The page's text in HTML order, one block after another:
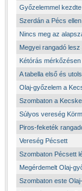
Győzelemmel
Szerdán a Pécs
Nincs meg az
Megyei rangadó
Kétórás
A tabella első és
Olaj-győzelem a
Szombaton a
Súlyos vereség
Piros-feketék
Vereség Pécsett
Szombaton Pécsett
Megérdemelt Olaj-
Szombaton este